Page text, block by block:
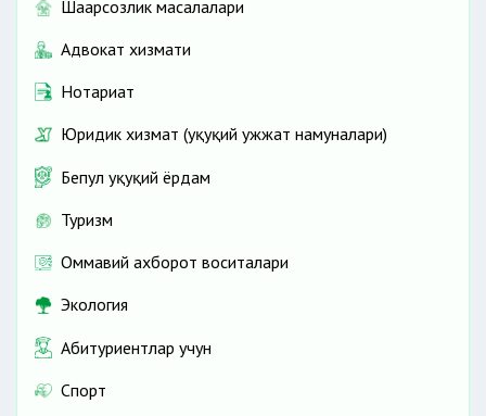
Шаҳарсозлик масалалари
Адвокат хизмати
Нотариат
Юридик хизмат (ҳуқуқий ҳужжат намуналари)
Бепул ҳуқуқий ёрдам
Туризм
Оммавий ахборот воситалари
Экология
Абитуриентлар учун
Спорт